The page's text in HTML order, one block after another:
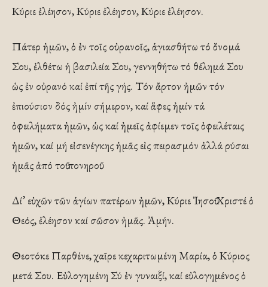
Κύριε ἐλέησον, Κύριε ἐλέησον, Κύριε ἐλέησον.
Πάτερ ἠμῶν, ὁ ἐν τοῖς οὐρανοῖς, ἁγιασθήτω τό ὄνομά
Σου, ἐλθέτω ἡ βασιλεία Σου, γεννηθήτω τό θέλημά Σου
ὡς ἐν οὐρανό καί ἐπί τῆς γής. Τόν ἄρτον ἠμῶν τόν
ἐπιούσιον δός ἠμίν σήμερον, καί ἅφες ἠμίν τά
ὀφειλήματα ἠμῶν, ὡς καί ἠμεῖς ἀφίεμεν τοῖς ὀφειλέταις
ἠμῶν, καί μή εἰσενέγκης ἠμᾶς εἰς πειρασμόν ἀλλά ρύσαι
ἠμᾶς ἀπό τοῦ πονηροῦ.
Δί’ εὐχῶν τῶν ἁγίων πατέρων ἠμῶν, Κύριε Ἰησοῦ Χριστέ ὁ
Θεός, ἐλέησον καί σῶσον ἠμᾶς. Ἀμήν.
Θεοτόκε Παρθένε, χαῖρε κεχαριτωμένη Μαρία, ὁ Κύριος
μετά Σου. Εὐλογημένη Σύ ἐν γυναιξί, καί εὐλογημένος ὁ